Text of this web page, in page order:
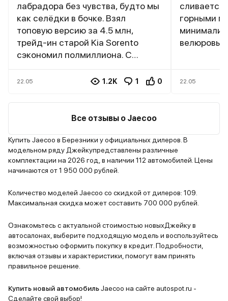
лабрадора без чувства, будто мы
как селёдки в бочке. Взял
топовую версию за 4.5 млн,
трейд-ин старой Kia Sorento
сэкономил полмиллиона. С
впечатлила: панорамная крыша,
агрессивная решётка — дети
сразу закричали: «Папа, это же
оказался просторнее, чем я
ожидал: второй ряд с
регулируемыми спинками (дети
спят даже в пробках), третий ряд
тесноват для подростков, но
младшему хватает. Собаке
250 литров хватило на корзину и
сумки с провизией.
Шумоизоляция радует: на трассе
дети смотрят мультики без
не перекрикивая ветер. Но без
косяков не обошлось. Голосовой
22.05 1.2K 1 0
сливается
горными
стойки
Подогрев
климат-
влезает
Машина
наверно
и долгая
(ждала
22.05
Все отзывы о Jaecoo
Купить Jaecoo в Березники у официальных дилеров. В
модельном ряду Джейкупредставлены различные
комплектации на 2026 год, в наличии 112 автомобилей. Цены
начинаются от 1 950 000 рублей.
Количество моделей Jaecoo со скидкой от дилеров: 109.
Максимальная скидка может составить 700 000 рублей.
Ознакомьтесь с актуальной стоимостью новыхДжейку в
автосалонах, выберите подходящую модель и воспользуйтесь
возможностью оформить покупку в кредит. Подробности,
включая отзывы и характеристики, помогут вам принять
правильное решение.
Купить новый автомобильJaecoo на сайте autospot.ru -
Сделайте свой выбор!